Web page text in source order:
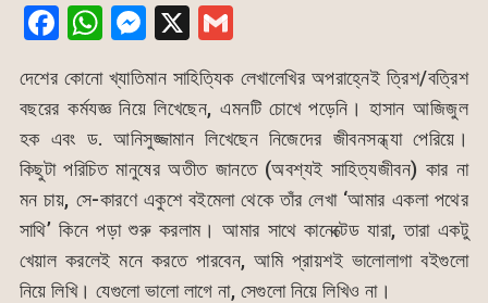
F
c
e
b
o
o
k
W
at
s
A
p
p
M
s
s
e
n
g
er
X G
ai
l
দেশের কোনো খ্যাতিমান সাহিত্যিক লেখালেখির অপরাহ্নেই ত্রিশ/বত্রিশ
বছরের কর্মযজ্ঞ নিয়ে লিখেছেন, এমনটি চোখে পড়েনি। হাসান আজিজুল
হক এবং ড. আনিসুজ্জামান লিখেছেন নিজেদের জীবনসন্ধ্যা পেরিয়ে।
কিছুটা পরিচিত মানুষের অতীত জানতে (অবশ্যই সাহিত্যজীবন) কার না
মন চায়, সে-কারণে একুশে বইমেলা থেকে তাঁর লেখা ‘আমার একলা পথের
সাথি’ কিনে পড়া শুরু করলাম। আমার সাথে কানেক্টেড যারা, তারা একটু
খেয়াল করলেই মনে করতে পারবেন, আমি প্রায়শই ভালোলাগা বইগুলো
নিয়ে লিখি। যেগুলো ভালো লাগে না, সেগুলো নিয়ে লিখিও না।